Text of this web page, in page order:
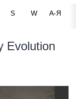
S W А-Я
Evolution